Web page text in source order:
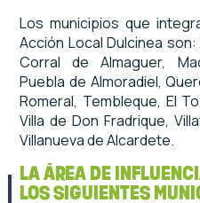
Los municipios que
Acción Local Dulcinea
Corral de Almaguer,
Puebla de Almoradiel,
Romeral, Tembleque, El
Villa de Don Fradrique,
Villanueva de Alcardete.
LA ÁREA DE
LOS SIGUIENTES